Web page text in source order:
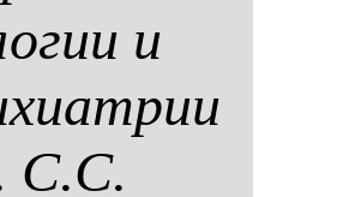
и
С.С.